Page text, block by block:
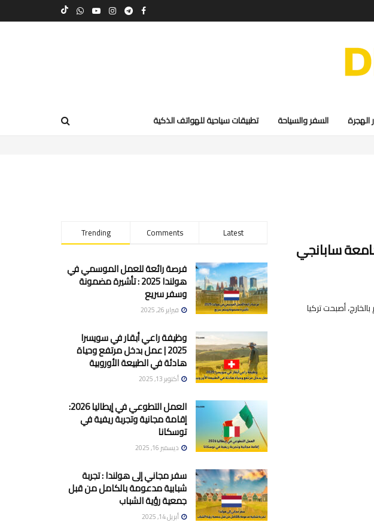
الهجرة السفر والسياحة تطبيقات سياحية للهواتف الذكية
2025 : منح جامعة سابانجي
أصبحت تركيا
Trending Comments Latest
فرصة رائعة للعمل الموسمي في
هولندا 2025 : تأشيرة مضمونة
وسفر سريع
فبراير 26, 2025
وظيفة راعي أبقار في سويسرا
2025 | عمل بدخل مرتفع وحياة
هادئة في الطبيعة الأوروبية
أكتوبر 13, 2025
العمل التطوعي في إيطاليا 2026:
إقامة مجانية وتجربة ريفية في
توسكانا
ديسمبر 16, 2025
سفر مجاني إلى هولندا : تجربة
شبابية مدعومة بالكامل من قبل
جمعية رؤية الشباب
أبريل 14, 2025